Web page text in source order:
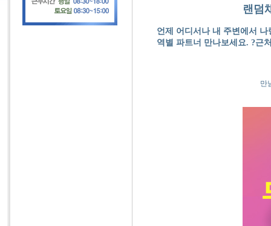
랜덤
언제 어디서나 내 주변에서
역별 파트너 만나보세요. ?근
만